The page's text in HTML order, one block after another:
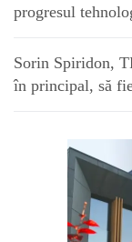
progresul
Sorin Spiridon,
în principal, să